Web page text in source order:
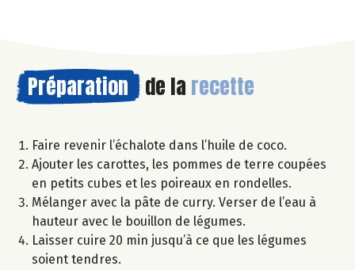
Préparation de la recette
Faire revenir l’échalote dans l’huile de coco.
Ajouter les carottes, les pommes de terre coupées
en petits cubes et les poireaux en rondelles.
Mélanger avec la pâte de curry. Verser de l’eau à
hauteur avec le bouillon de légumes.
Laisser cuire 20 min jusqu’à ce que les légumes
soient tendres.